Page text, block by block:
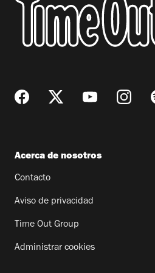
Acerca de nosotros
Contacto
Aviso de privacidad
Time Out Group
Administrar cookies